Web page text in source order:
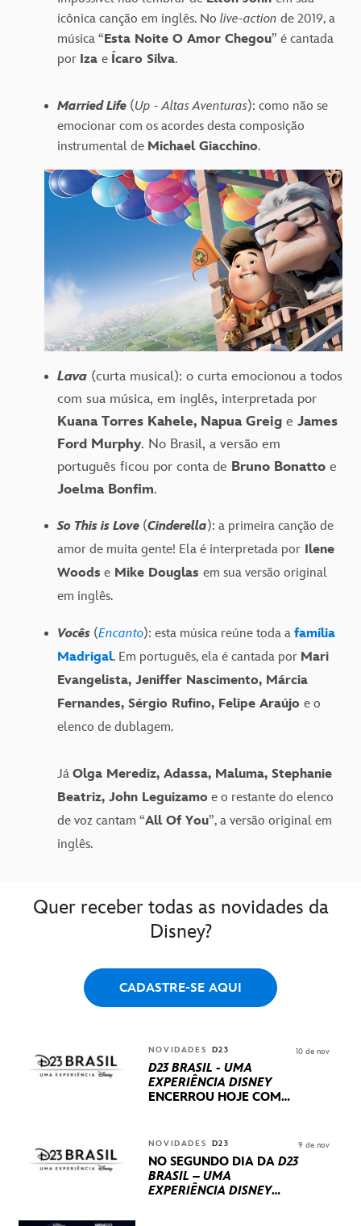
icônica canção em inglês. No live-action de 2019, a
música “Esta Noite O Amor Chegou” é cantada
por Iza e Ícaro Silva.
Married Life (Up - Altas Aventuras): como não se
emocionar com os acordes desta composição
instrumental de Michael Giacchino.
Lava (curta musical): o curta emocionou a todos
com sua música, em inglês, interpretada por
Kuana Torres Kahele, Napua Greig e James
Ford Murphy. No Brasil, a versão em
português ficou por conta de Bruno Bonatto e
Joelma Bonfim.
So This is Love (Cinderella): a primeira canção de
amor de muita gente! Ela é interpretada por Ilene
Woods e Mike Douglas em sua versão original
em inglês.
Vocês (Encanto): esta música reúne toda a família
Madrigal. Em português, ela é cantada por Mari
Evangelista, Jeniffer Nascimento, Márcia
Fernandes, Sérgio Rufino, Felipe Araújo e o
elenco de dublagem.
Já Olga Merediz, Adassa, Maluma, Stephanie
Beatriz, John Leguizamo e o restante do elenco
de voz cantam “All Of You”, a versão original em
inglês.
Quer receber todas as novidades da
Disney?
CADASTRE-SE AQUI
NOVIDADES D23
D23 BRASIL - UMA
EXPERIÊNCIA DISNEY
ENCERROU HOJE COM
INTERNACIONAIS E
PRODUÇÕES BRASILEIRAS
10 de nov
NOVIDADES D23
NO SEGUNDO DIA DA D23
BRASIL – UMA
EXPERIÊNCIA DISNEY
9 de nov